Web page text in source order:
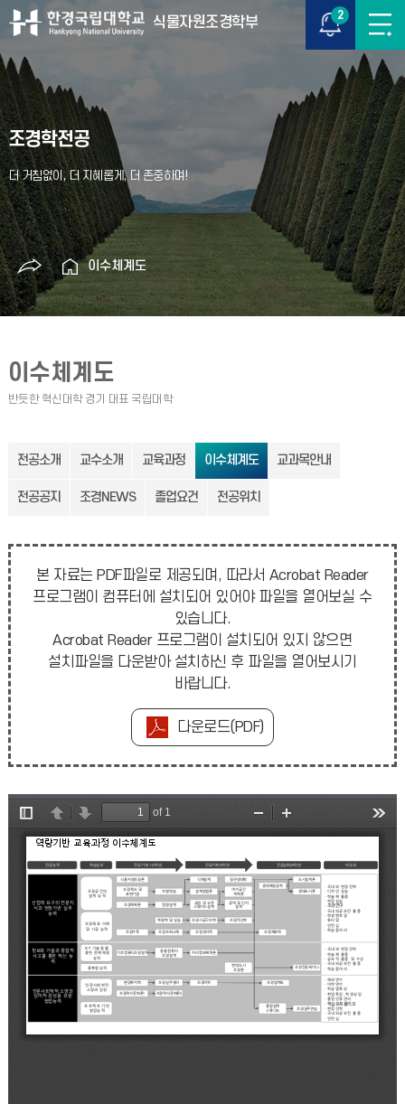
식물자원조경학부 2
조경학전공
이수체계도
이수체계도
전공소개 교수소개 교육과정 이수체계도 교과목안내
전공공지 조경NEWS 졸업요건 전공위치
본 자료는 PDF파일로 제공되며, 따라서 Acrobat Reader
프로그램이 컴퓨터에 설치되어 있어야 파일을 열어보실 수
있습니다.
Acrobat Reader 프로그램이 설치되어 있지 않으면
설치파일을 다운받아 설치하신 후 파일을 열어보시기
바랍니다.
다운로드(PDF)